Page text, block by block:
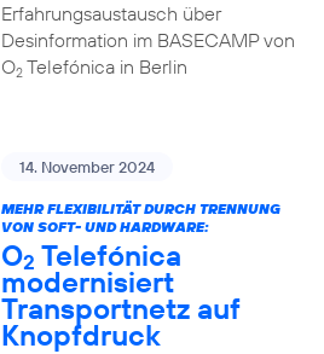
Erfahrungsaustausch über
Desinformation im BASECAMP von
O2Telefónica in Berlin
14. November 2024
MEHR FLEXIBILITÄT DURCH TRENNUNG
VON SOFT- UND HARDWARE:
O2 Telefónica
modernisiert
Transportnetz auf
Knopfdruck